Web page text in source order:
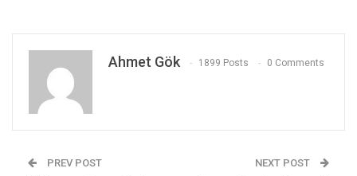
Ahmet Gök 1899 Posts 0 Comments
PREV POST NEXT POST